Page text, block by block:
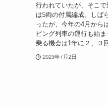
行われていたが、そこ
は5両の付属編成。しば
ったが、今年の4月から
ピング列車の運行も始
乗る機会は1年に２、３
2023年7月2日